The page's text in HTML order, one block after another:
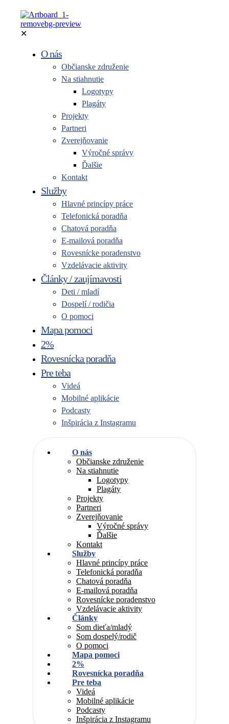
✕
O nás
Občianske združenie
Na stiahnutie
Logotypy
Plagáty
Projekty
Partneri
Zverejňovanie
Výročné správy
Ďalšie
Kontakt
Služby
Hlavné princípy práce
Telefonická poradňa
Chatová poradňa
E-mailová poradňa
Rovesnícke poradenstvo
Vzdelávacie aktivity
Články / zaujímavosti
Deti / mladí
Dospelí / rodičia
O pomoci
Mapa pomoci
2%
Rovesnícka poradňa
Pre teba
Videá
Mobilné aplikácie
Podcasty
Inšpirácia z Instagramu
O nás
Občianske združenie
Na stiahnutie
Logotypy
Plagáty
Projekty
Partneri
Zverejňovanie
Výročné správy
Ďalšie
Kontakt
Služby
Hlavné princípy práce
Telefonická poradňa
Chatová poradňa
E-mailová poradňa
Rovesnícke poradenstvo
Vzdelávacie aktivity
Články
Som dieťa/mladý
Som dospelý/rodič
O pomoci
Mapa pomoci
2%
Rovesnícka poradňa
Pre teba
Videá
Mobilné aplikácie
Podcasty
Inšpirácia z Instagramu